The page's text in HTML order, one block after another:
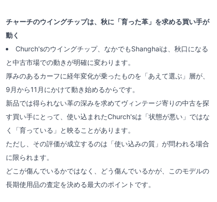
チャーチのウイングチップは、秋に「育った革」を求める買い手が
動く
Church'sのウイングチップ、なかでもShanghaiは、秋口になる
と中古市場での動きが明確に変わります。
厚みのあるカーフに経年変化が乗ったものを「あえて選ぶ」層が、
9月から11月にかけて動き始めるからです。
新品では得られない革の深みを求めてヴィンテージ寄りの中古を探
す買い手にとって、使い込まれたChurch'sは「状態が悪い」ではな
く「育っている」と映ることがあります。
ただし、その評価が成立するのは「使い込みの質」が問われる場合
に限られます。
どこが傷んでいるかではなく、どう傷んでいるかが、このモデルの
長期使用品の査定を決める最大のポイントです。